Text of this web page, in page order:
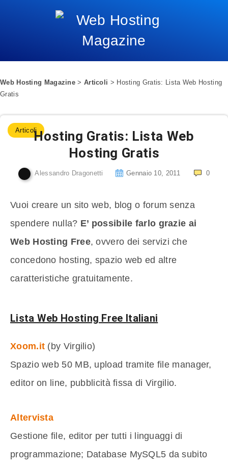
Web Hosting Magazine > Articoli > Hosting Gratis: Lista Web Hosting
Gratis
ArticoliHosting Gratis: Lista Web
Hosting Gratis
Alessandro Dragonetti Gennaio 10, 2011 0
Vuoi creare un sito web, blog o forum senza
spendere nulla? E’ possibile farlo grazie ai
Web Hosting Free, ovvero dei servizi che
concedono hosting, spazio web ed altre
caratteristiche gratuitamente.
Lista Web Hosting Free Italiani
Xoom.it (by Virgilio)
Spazio web 50 MB, upload tramite file manager,
editor on line, pubblicità fissa di Virgilio.
Altervista
Gestione file, editor per tutti i linguaggi di
programmazione; Database MySQL5 da subito